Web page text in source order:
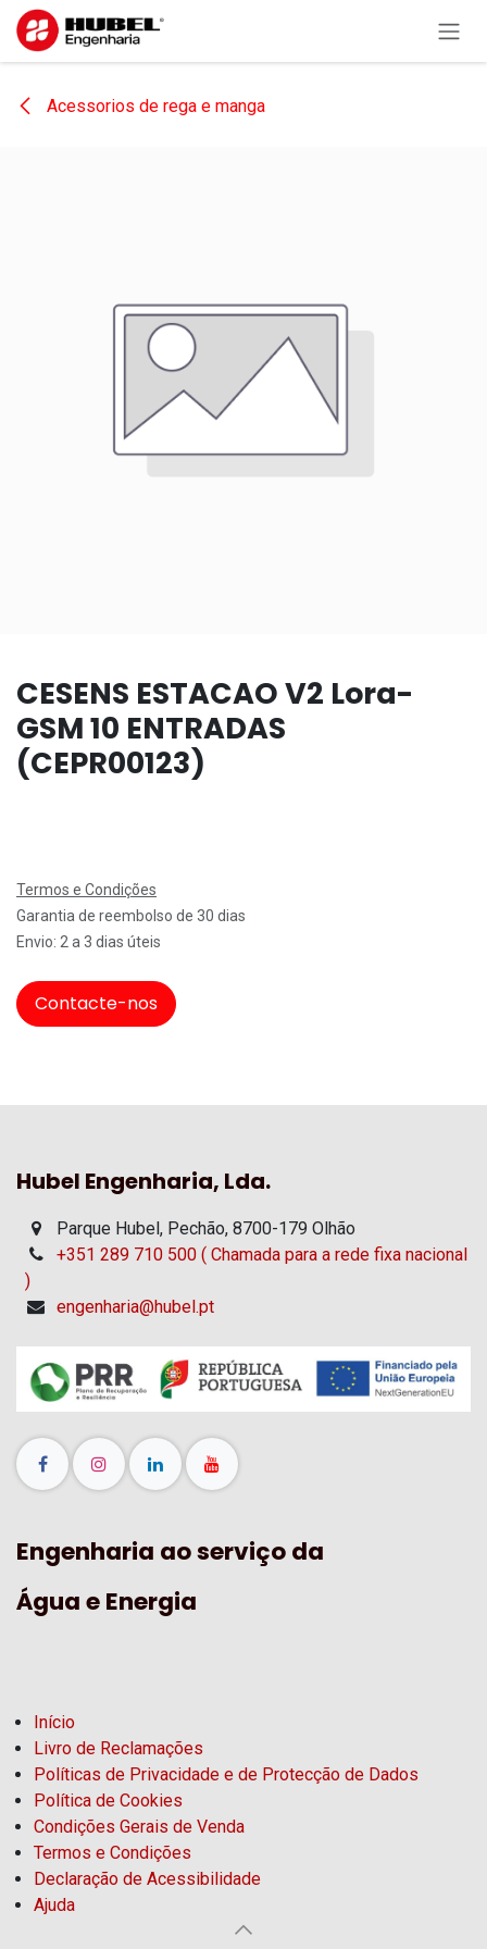
Pular para o conteúdo
Acessorios de rega e manga
CESENS ESTACAO V2 Lora-
GSM 10 ENTRADAS
(CEPR00123)
Termos e Condições
Garantia de reembolso de 30 dias
Envio: 2 a 3 dias úteis
Contacte-nos
Hubel Engenharia, Lda.
Parque Hubel, Pechão, 8700-179 Olhão
+351 289 710 500 ( Chamada para a rede fixa nacional
)
engenharia@hubel.pt
Engenharia ao serviço da
Água e Energia
Início
Livro de Reclamações
Políticas de Privacidade e de Protecção de Dados
Política de Cookies
Condições Gerais de Venda
Termos e Condições
Declaração de Acessibilidade
Ajuda